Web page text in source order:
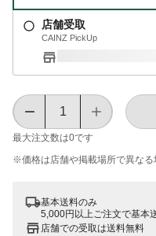
店舗受取
CAINZ PickUp
最大注文数は0です
※価格は​店舗や​掲載場所で​異なる​
基本送料のみ
5,000円以上ご注文で基本
店舗での受取は送料無料